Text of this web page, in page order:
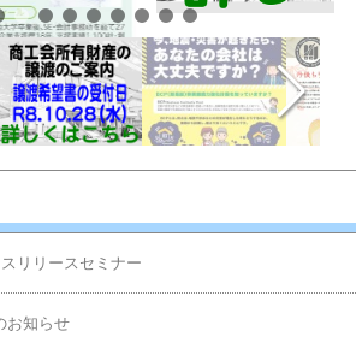
リリースセミナー
お知らせ